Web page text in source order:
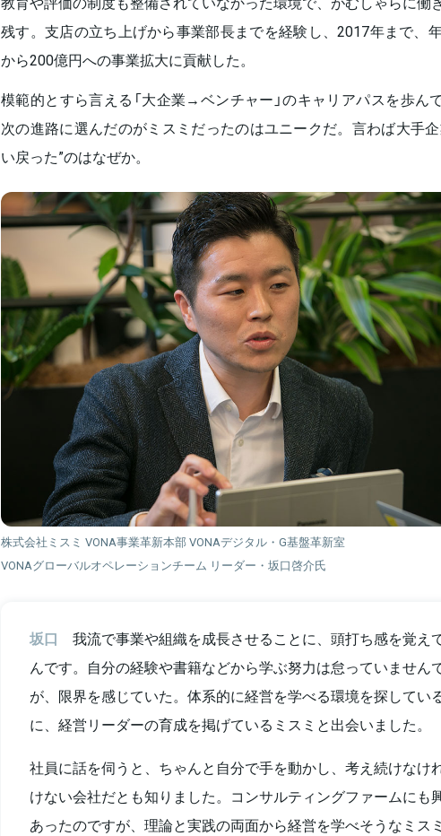
残す。支店の立ち上げから事業部長までを経験し、2017年まで、
から200億円への事業拡大に貢献した。
模範的とすら言える「大企業→ベンチャー」のキャリアパスを歩んで
次の進路に選んだのがミスミだったのはユニークだ。言わば大手
い戻った”のはなぜか。
株式会社ミスミ VONA事業革新本部 VONAデジタル・G基盤革新室
VONAグローバルオペレーションチーム リーダー・坂口啓介氏
坂口
我流で事業や組織を成長させることに、頭打ち感を覚え
んです。自分の経験や書籍などから学ぶ努力は怠っていません
が、限界を感じていた。体系的に経営を学べる環境を探してい
に、経営リーダーの育成を掲げているミスミと出会いました。
社員に話を伺うと、ちゃんと自分で手を動かし、考え続けなけ
けない会社だとも知りました。コンサルティングファームにも
あったのですが、理論と実践の両面から経営を学べそうなミス